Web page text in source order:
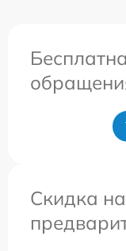
Скидка